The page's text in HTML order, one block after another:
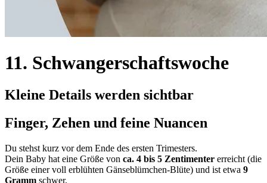
11. Schwangerschaftswoche
Kleine Details werden sichtbar
Finger, Zehen und feine Nuancen
Du stehst kurz vor dem Ende des ersten Trimesters.
Dein Baby hat eine Größe von ca. 4 bis 5 Zentimenter erreicht (die
Größe einer voll erblühten Gänseblümchen-Blüte) und ist etwa 9
Gramm schwer.